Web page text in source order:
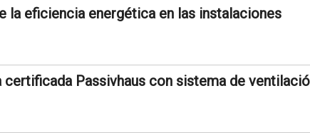
la eficiencia energética en las instalaciones
certificada Passivhaus con sistema de